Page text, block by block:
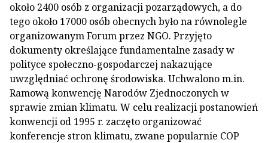
około 2400 osób z organizacji pozarządowych, a do
tego około 17000 osób obecnych było na równolegle
organizowanym Forum przez NGO. Przyjęto
dokumenty określające fundamentalne zasady w
polityce społeczno-gospodarczej nakazujące
uwzględniać ochronę środowiska. Uchwalono m.in.
Ramową konwencję Narodów Zjednoczonych w
sprawie zmian klimatu. W celu realizacji postanowień
konwencji od 1995 r. zaczęto organizować
konferencje stron klimatu, zwane popularnie COP